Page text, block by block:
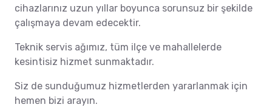
cihazlarınız uzun yıllar boyunca sorunsuz bir şekilde
çalışmaya devam edecektir.
Teknik servis ağımız, tüm ilçe ve mahallelerde
kesintisiz hizmet sunmaktadır.
Siz de sunduğumuz hizmetlerden yararlanmak için
hemen bizi arayın.